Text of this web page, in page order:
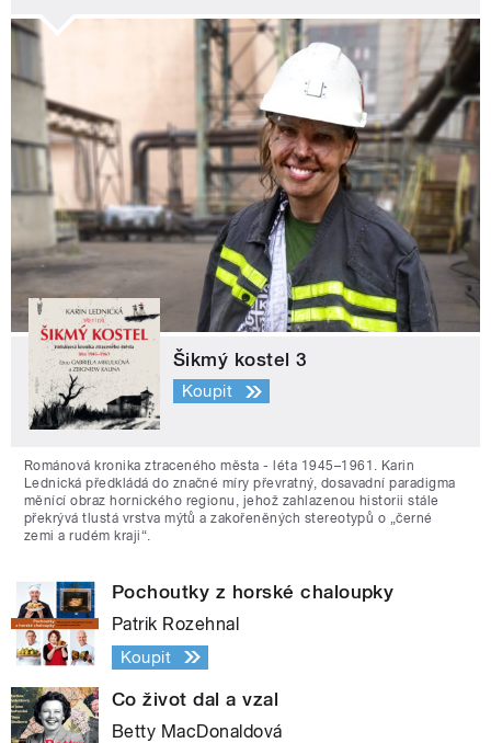
Šikmý kostel 3
Koupit
Románová kronika ztraceného města - léta 1945–1961. Karin
Lednická předkládá do značné míry převratný, dosavadní paradigma
měnící obraz hornického regionu, jehož zahlazenou historii stále
překrývá tlustá vrstva mýtů a zakořeněných stereotypů o „černé
zemi a rudém kraji“.
Pochoutky z horské chaloupky
Patrik Rozehnal
Koupit
Co život dal a vzal
Betty MacDonaldová